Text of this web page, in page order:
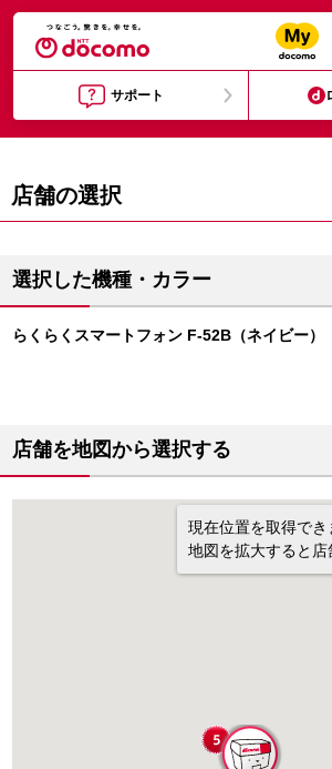
サポート
店舗の選択
選択した機種・カラー
らくらくスマートフォン F-52B（ネイビー）
店舗を地図から選択する
現在位置を取得でき
地図を拡大すると店